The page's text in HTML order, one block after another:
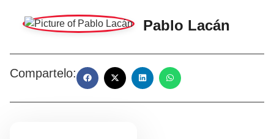
Pablo Lacán
Compartelo: